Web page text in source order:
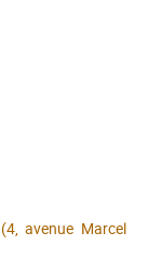
avenue Marcel